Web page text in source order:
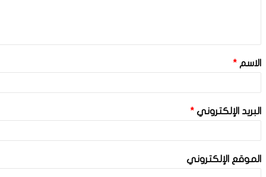
الاسم*
البريد الإلكتروني*
الموقع الإلكتروني